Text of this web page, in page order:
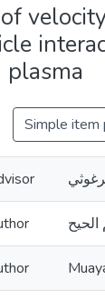
Simple item